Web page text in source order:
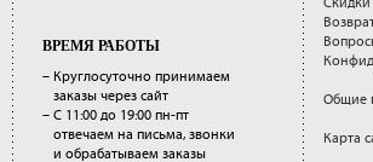
ВРЕМЯ РАБОТЫ
– Круглосуточно принимаем
заказы через сайт
– С 11:00 до 19:00 пн-пт
отвечаем на письма, звонки
и обрабатываем заказы
Общие
Карта